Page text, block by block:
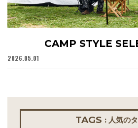
CAMP STYLE
2026.05.01
TAGS : 人気の